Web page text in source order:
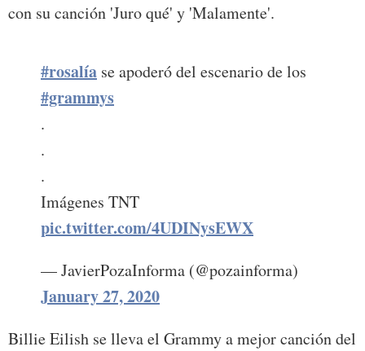
con su canción 'Juro qué' y 'Malamente'.
#rosalía se apoderó del escenario de los
#grammys
.
.
.
Imágenes TNT
pic.twitter.com/4UDINysEWX
— JavierPozaInforma (@pozainforma)
January 27, 2020
Billie Eilish se lleva el Grammy a mejor canción del